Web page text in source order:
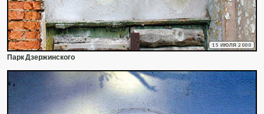
15 ИЮЛЯ 2000
Парк Дзержинского